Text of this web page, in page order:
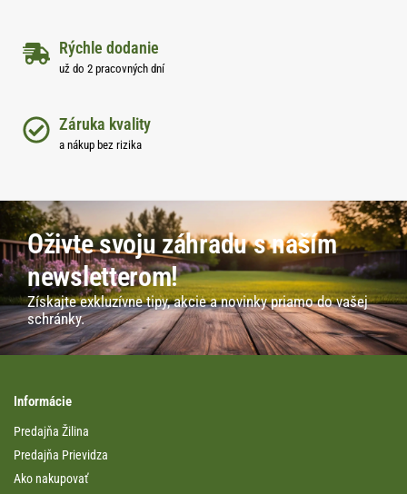
Rýchle dodanie
už do 2 pracovných dní
Záruka kvality
a nákup bez rizika
Oživte svoju záhradu s naším
newsletterom!
Získajte exkluzívne tipy, akcie a novinky priamo do vašej
schránky.
Informácie
Predajňa Žilina
Predajňa Prievidza
Ako nakupovať